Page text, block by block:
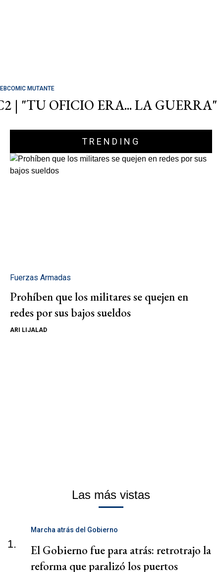
MUTANTE
| "TU OFICIO ERA... LA GUERRA"
TRENDING
Fuerzas Armadas
Prohíben que los militares se quejen en
redes por sus bajos sueldos
ARI LIJALAD
Las más vistas
1.
Marcha atrás del Gobierno
El Gobierno fue para atrás: retrotrajo la
reforma que paralizó los puertos